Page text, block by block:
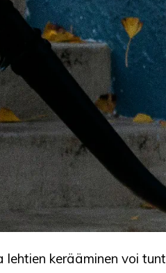
kerääminen voi